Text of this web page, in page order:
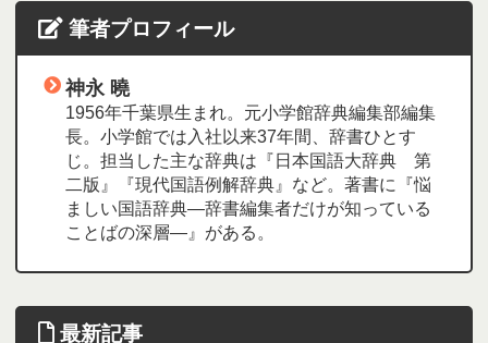
筆者プロフィール
神永 曉
1956年千葉県生まれ。元小学館辞典編集部編集
長。小学館では入社以来37年間、辞書ひとす
じ。担当した主な辞典は『日本国語大辞典 第
二版』『現代国語例解辞典』など。著書に『悩
ましい国語辞典―辞書編集者だけが知っている
ことばの深層―』がある。
最新記事